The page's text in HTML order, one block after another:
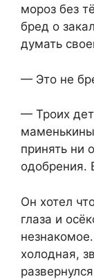
мороз без
бред о
думать
— Это не
— Троих
принять ни
одобрения.
Он хотел
глаза и
холодная,